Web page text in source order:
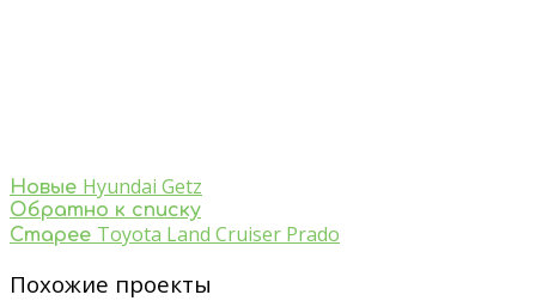
Новые Hyundai Getz
Обратно к списку
Старее Toyota Land Cruiser Prado
Похожие проекты